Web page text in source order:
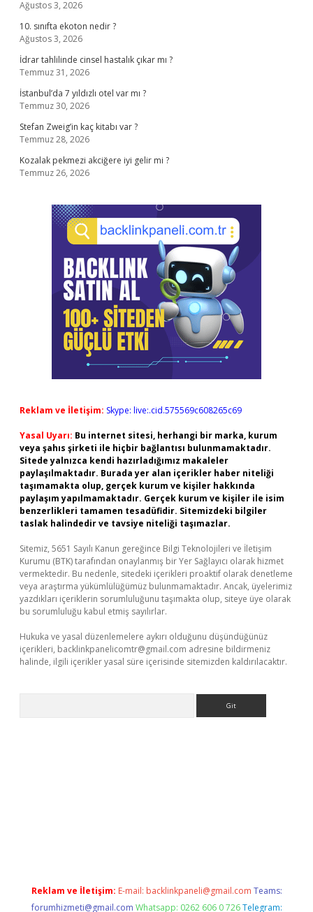
Ağustos 3, 2026
10. sınıfta ekoton nedir ?
Ağustos 3, 2026
İdrar tahlilinde cinsel hastalık çıkar mı ?
Temmuz 31, 2026
İstanbul’da 7 yıldızlı otel var mı ?
Temmuz 30, 2026
Stefan Zweig’in kaç kitabı var ?
Temmuz 28, 2026
Kozalak pekmezi akciğere iyi gelir mi ?
Temmuz 26, 2026
Reklam ve İletişim: Skype: live:.cid.575569c608265c69
Yasal Uyarı: Bu internet sitesi, herhangi bir marka, kurum
veya şahıs şirketi ile hiçbir bağlantısı bulunmamaktadır.
Sitede yalnızca kendi hazırladığımız makaleler
paylaşılmaktadır. Burada yer alan içerikler haber niteliği
taşımamakta olup, gerçek kurum ve kişiler hakkında
paylaşım yapılmamaktadır. Gerçek kurum ve kişiler ile isim
benzerlikleri tamamen tesadüfidir. Sitemizdeki bilgiler
taslak halindedir ve tavsiye niteliği taşımazlar.
Sitemiz, 5651 Sayılı Kanun gereğince Bilgi Teknolojileri ve İletişim
Kurumu (BTK) tarafından onaylanmış bir Yer Sağlayıcı olarak hizmet
vermektedir. Bu nedenle, sitedeki içerikleri proaktif olarak denetleme
veya araştırma yükümlülüğümüz bulunmamaktadır. Ancak, üyelerimiz
yazdıkları içeriklerin sorumluluğunu taşımakta olup, siteye üye olarak
bu sorumluluğu kabul etmiş sayılırlar.
Hukuka ve yasal düzenlemelere aykırı olduğunu düşündüğünüz
içerikleri, backlinkpanelicomtr@gmail.com adresine bildirmeniz
halinde, ilgili içerikler yasal süre içerisinde sitemizden kaldırılacaktır.
Reklam ve İletişim: E-mail: backlinkpaneli@gmail.com Teams:
forumhizmeti@gmail.com Whatsapp: 0262 606 0 726 Telegram: